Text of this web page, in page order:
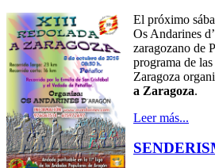
El próximo
Os Andarines
zaragozano de
programa de
Zaragoza
a Zaragoza.
Leer más...